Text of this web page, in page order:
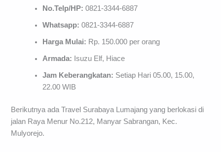
No.Telp/HP:0821-3344-6887
Whatsapp:0821-3344-6887
Harga Mulai: Rp. 150.000 per orang
Armada: Isuzu Elf, Hiace
Jam Keberangkatan: Setiap Hari 05.00, 15.00,
22.00 WIB
Berikutnya ada Travel Surabaya Lumajang yang berlokasi di
jalan Raya Menur No.212, Manyar Sabrangan, Kec.
Mulyorejo.